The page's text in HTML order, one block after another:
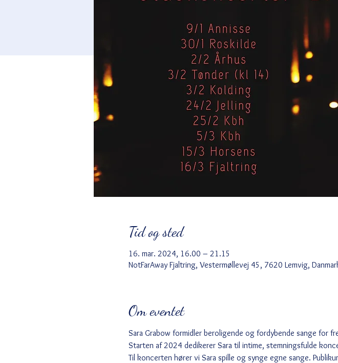
Tid og sted
16. mar. 2024, 16.00 – 21.15
NotFarAway Fjaltring, Vestermøllevej 45, 7620 Lemvig,
Om eventet
Sara Grabow formidler beroligende og fordybende sange for
Starten af 2024 dedikerer Sara til intime, stemningsfulde
Til koncerten hører vi Sara spille og synge egne sange.